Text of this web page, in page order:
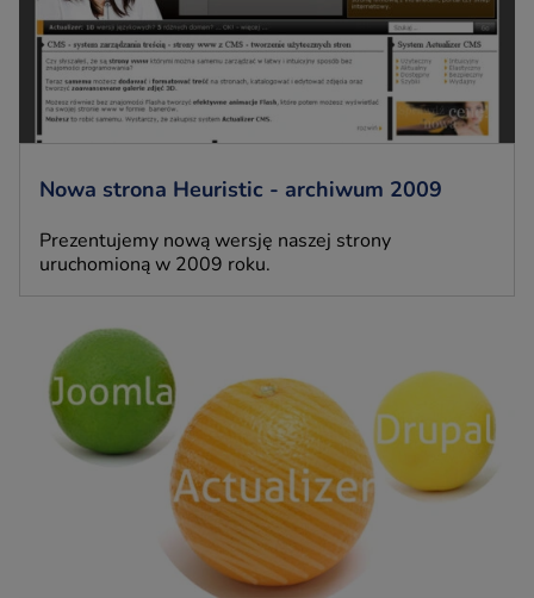
Nowa strona Heuristic - archiwum 2009
Prezentujemy nową wersję naszej strony
uruchomioną w 2009 roku.